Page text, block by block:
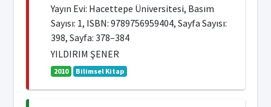
Yayın Evi: Hacettepe Üniversitesi, Basım
Sayısı: 1, ISBN: 9789756959404, Sayfa Sayısı:
398, Sayfa: 378–384
YILDIRIM ŞENER
2010 Bilimsel Kitap